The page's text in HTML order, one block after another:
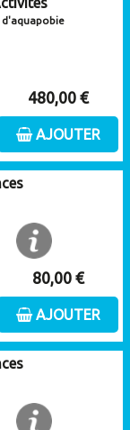
480,00 €
AJOUTER
80,00 €
AJOUTER